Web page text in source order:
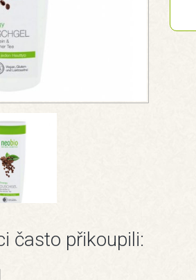
často přikoupili: